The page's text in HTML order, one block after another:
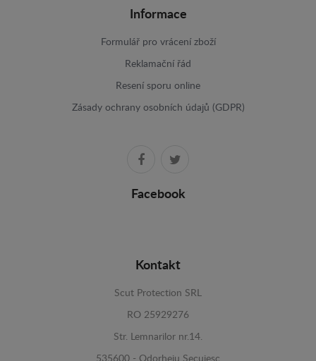
Informace
Formulář pro vrácení zboží
Reklamační řád
Resení sporu online
Zásady ochrany osobních údajů (GDPR)
Facebook
Kontakt
Scut Protection SRL
RO 25929276
Str. Lemnarilor nr.14.
535600 - Odorheiu Secuiesc